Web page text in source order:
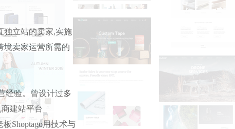
独立站的卖家,实施
境卖家运营所需的
经验。曾设计过多
建站平台
Shoptago用技术与